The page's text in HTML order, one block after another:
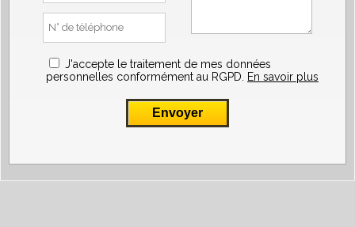
J'accepte le traitement de mes données
personnelles conformément au RGPD.
En savoir plus